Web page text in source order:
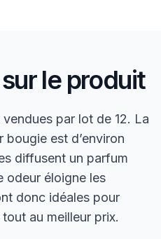
le produit
par lot de 12. La
est d’environ
diffusent un parfum
odeur éloigne les
donc idéales pour
au meilleur prix.